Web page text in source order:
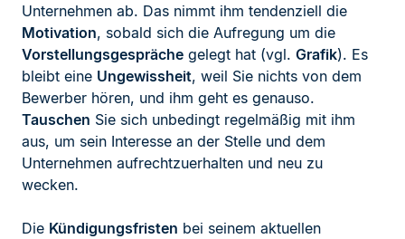
Unternehmen ab. Das nimmt ihm tendenziell die
Motivation, sobald sich die Aufregung um die
Vorstellungsgespräche gelegt hat (vgl. Grafik). Es
bleibt eine Ungewissheit, weil Sie nichts von dem
Bewerber hören, und ihm geht es genauso.
Tauschen Sie sich unbedingt regelmäßig mit ihm
aus, um sein Interesse an der Stelle und dem
Unternehmen aufrechtzuerhalten und neu zu
wecken.
Die Kündigungsfristen bei seinem aktuellen